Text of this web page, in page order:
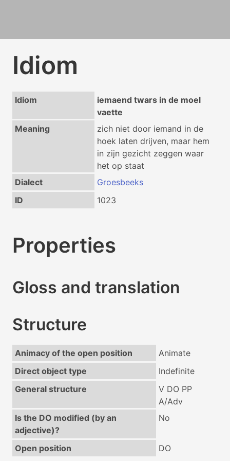
Idiom
Idiom
iemaend twars in de moel
vaette
Meaning
zich niet door iemand in de
hoek laten drijven, maar hem
in zijn gezicht zeggen waar
het op staat
Dialect
Groesbeeks
ID
1023
Properties
Gloss and translation
Structure
Animacy of the open position
Animate
Direct object type
Indefinite
General structure
V DO PP
A/Adv
Is the DO modified (by an
adjective)?
No
Open position DO